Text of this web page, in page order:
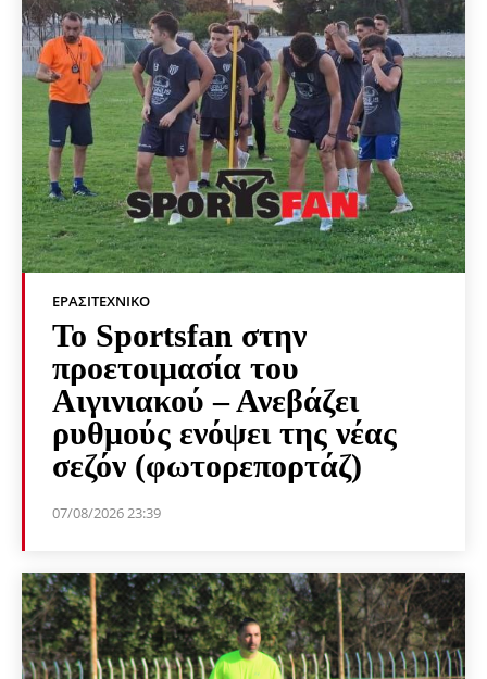
ΕΡΑΣΙΤΕΧΝΙΚΟ
Το Sportsfan στην
προετοιμασία του
Αιγινιακού – Ανεβάζει
ρυθμούς ενόψει της νέας
σεζόν (φωτορεπορτάζ)
07/08/2026 23:39